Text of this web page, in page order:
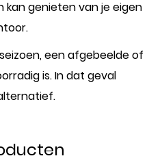
kan genieten van je eigen
een afgebeelde of
is. In dat geval